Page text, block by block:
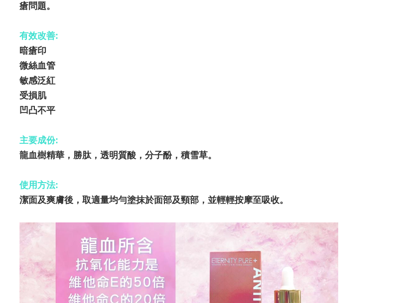
瘡問題。
有效改善:
暗瘡印
微絲血管
敏感泛紅
受損肌
凹凸不平
主要成份:
龍血樹精華，勝肽，透明質酸，分子酚，積雪草。
使用方法:
潔面及爽膚後，取適量均勻塗抹於面部及頸部，並輕輕按摩至吸收。